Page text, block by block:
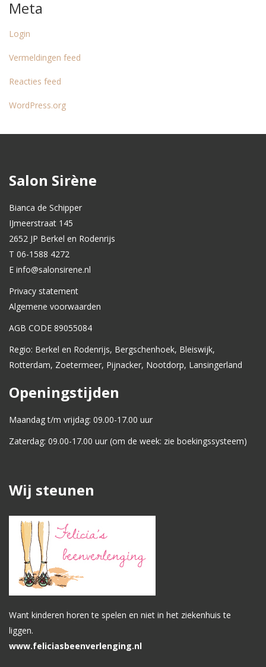
Meta
Login
Vermeldingen feed
Reacties feed
WordPress.org
Salon Sirène
Bianca de Schipper
IJmeerstraat 145
2652 JP Berkel en Rodenrijs
T 06-1588 4272
E info@salonsirene.nl
Privacy statement
Algemene voorwaarden
AGB CODE 89055084
Regio: Berkel en Rodenrijs, Bergschenhoek, Bleiswijk,
Rotterdam, Zoetermeer, Pijnacker, Nootdorp, Lansingerland
Openingstijden
Maandag t/m vrijdag: 09.00-17.00 uur
Zaterdag: 09.00-17.00 uur (om de week: zie boekingssysteem)
Wij steunen
Want kinderen horen te spelen en niet in het ziekenhuis te
liggen.
www.feliciasbeenverlenging.nl